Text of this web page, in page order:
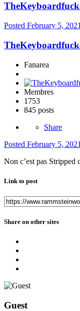
Posted February 5, 2021
Fanarea
Membres
1753
845 posts
Share
Posted February 5, 2021
Non c’est pas Stripped
Link to post
Share on other sites
Guest